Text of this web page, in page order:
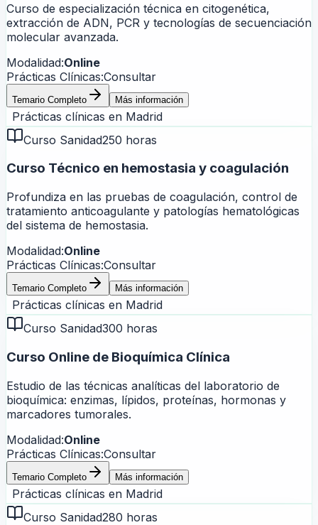
Curso de especialización técnica en citogenética,
extracción de ADN, PCR y tecnologías de secuenciación
molecular avanzada.
Modalidad:Online
Prácticas Clínicas:Consultar
Temario Completo Más información
Prácticas clínicas en Madrid
Curso Sanidad250 horas
Curso Técnico en hemostasia y coagulación
Profundiza en las pruebas de coagulación, control de
tratamiento anticoagulante y patologías hematológicas
del sistema de hemostasia.
Modalidad:Online
Prácticas Clínicas:Consultar
Temario Completo Más información
Prácticas clínicas en Madrid
Curso Sanidad300 horas
Curso Online de Bioquímica Clínica
Estudio de las técnicas analíticas del laboratorio de
bioquímica: enzimas, lípidos, proteínas, hormonas y
marcadores tumorales.
Modalidad:Online
Prácticas Clínicas:Consultar
Temario Completo Más información
Prácticas clínicas en Madrid
Curso Sanidad280 horas